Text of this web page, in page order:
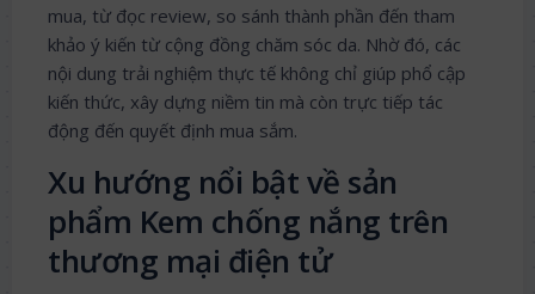
mua, từ đọc review, so sánh thành phần đến tham
khảo ý kiến từ cộng đồng chăm sóc da. Nhờ đó, các
nội dung trải nghiệm thực tế không chỉ giúp phổ cập
kiến thức, xây dựng niềm tin mà còn trực tiếp tác
động đến quyết định mua sắm.
Xu hướng nổi bật về sản
phẩm Kem chống nắng trên
thương mại điện tử